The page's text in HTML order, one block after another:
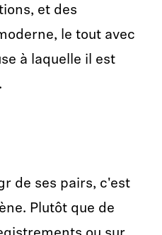
et des
le tout avec
à laquelle il est
de ses pairs, c'est
Plutôt que de